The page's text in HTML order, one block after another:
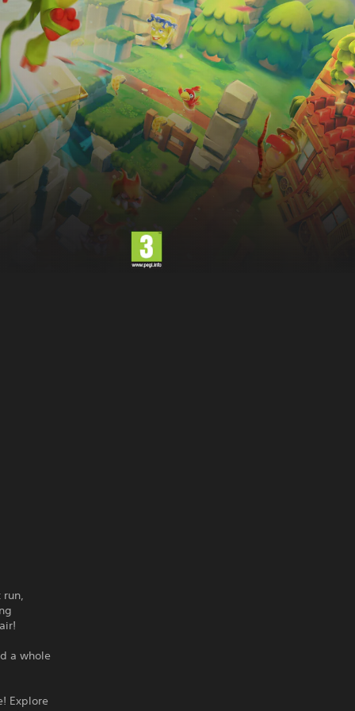
run,
a whole
Explore